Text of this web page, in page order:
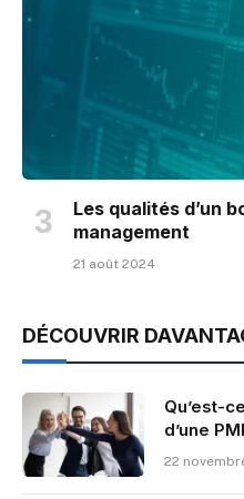
Les qualités d’un
management
21 août 2024
DÉCOUVRIR
Qu’est-
d’une
22